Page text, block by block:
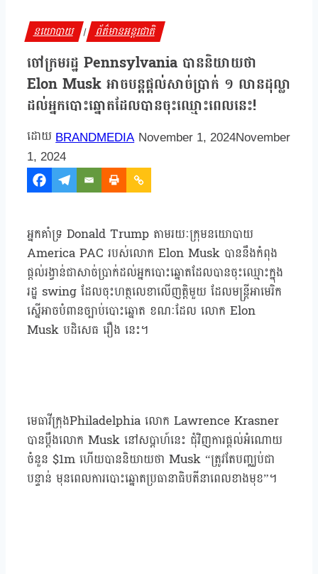
នយោបាយ | ព័ត៌មានអន្តរជាតិ
ចៅក្រមរដ្ឋ Pennsylvania បាននិយាយថា
Elon Musk អាចបន្តផ្តល់សាច់ប្រាក់ ១ លានដុល្លា
ដល់អ្នកបោះឆ្នោតដែលបានចុះឈ្មោះពេលនេះ!
BRANDMEDIA November 1, 2024November
1, 2024
អ្នកគាំទ្រ Donald Trump តាមរយៈក្រុមនយោបាយ
America PAC របស់លោក Elon Musk បាននឹងកំពុង
ផ្តល់រង្វាន់ជាសាច់ប្រាក់ដល់អ្នកបោះឆ្នោតដែលបានចុះឈ្មោះក្នុង
រដ្ឋ swing ដែលចុះហត្ថលេខាលើញត្តិមួយ ដែលមន្ត្រីអាមេរិក
ស្នើអាចបំពានច្បាប់បោះឆ្នោត ខណៈដែល លោក Elon
Musk បដិសេធ រឿង នេះ។
មេធាវីក្រុងPhiladelphia លោក Lawrence Krasner
បានប្តឹងលោក Musk នៅសប្តាហ៍នេះ ជុំវិញការផ្ដល់អំណោយ
ចំនួន $1m ហើយបាននិយាយថា Musk “ត្រូវតែបញ្ឈប់ជា
បន្ទាន់ មុនពេលការបោះឆ្នោតប្រធានាធិបតីនាពេលខាងមុខ”។